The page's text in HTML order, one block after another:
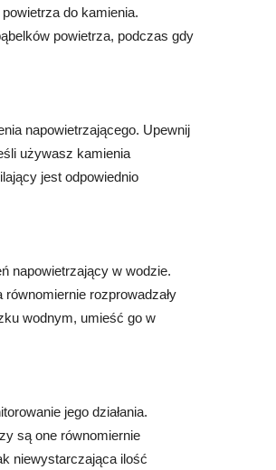
do kamienia.
powietrza, podczas gdy
napowietrzającego. Upewnij
używasz kamienia
jest odpowiednio
napowietrzający w wodzie.
rozprowadzały
wodnym, umieść go w
jego działania.
są one równomiernie
niewystarczająca ilość